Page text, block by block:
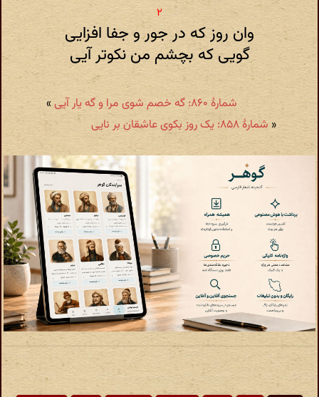
وان روز که در جور و جفا افزایی
گویی که بچشم من نکوتر آیی
شمارهٔ ۸۶۰: گه خصم شوی مرا و گه یار آیی
»
« شمارهٔ ۸۵۸: یک روز بکوی عاشقان بر نایی